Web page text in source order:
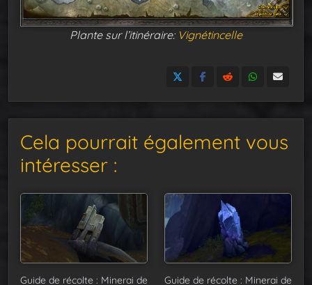
Plante sur l’itinéraire: Vignétincelle
Cela pourrait également vous
intéresser :
Guide de récolte : Minerai de
Guide de récolte : Minerai de